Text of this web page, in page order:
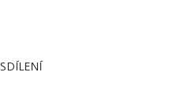
SDÍLENÍ